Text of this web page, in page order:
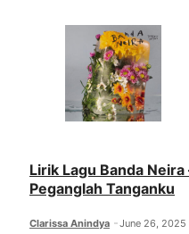
Lirik Lagu Banda Neira
Peganglah Tanganku
Clarissa Anindya June 26, 2025